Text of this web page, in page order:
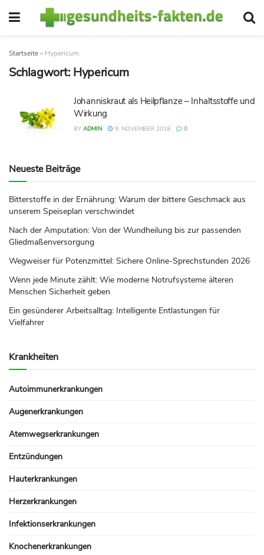
Startseite » Hypericum
Schlagwort:Hypericum
Johanniskraut als Heilpflanze – Inhaltsstoffe und
Wirkung
BY ADMIN 9. NOVEMBER 2018 0
Neueste Beiträge
Bitterstoffe in der Ernährung: Warum der bittere Geschmack aus
unserem Speiseplan verschwindet
Nach der Amputation: Von der Wundheilung bis zur passenden
Gliedmaßenversorgung
Wegweiser für Potenzmittel: Sichere Online-Sprechstunden 2026
Wenn jede Minute zählt: Wie moderne Notrufsysteme älteren
Menschen Sicherheit geben
Ein gesünderer Arbeitsalltag: Intelligente Entlastungen für
Vielfahrer
Krankheiten
Autoimmunerkrankungen
Augenerkrankungen
Atemwegserkrankungen
Entzündungen
Hauterkrankungen
Herzerkrankungen
Infektionserkrankungen
Knochenerkrankungen